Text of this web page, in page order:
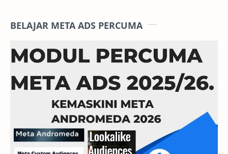
BELAJAR META ADS PERCUMA